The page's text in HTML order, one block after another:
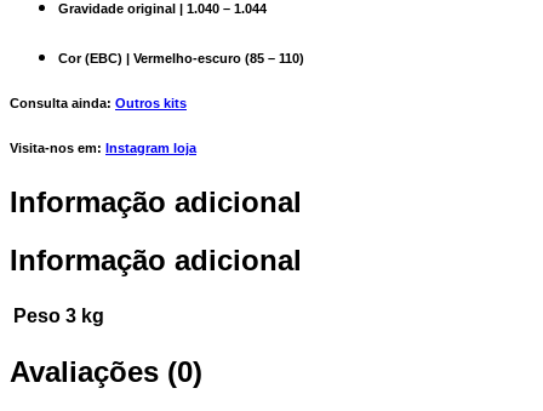
Gravidade original | 1.040 – 1.044
Cor (EBC) | Vermelho-escuro (85 – 110)
Consulta ainda: Outros kits
Visita-nos em: Instagram loja
Informação adicional
Informação adicional
Peso 3 kg
Avaliações (0)